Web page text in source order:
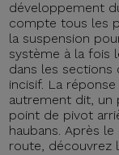
développement
compte tous les
la suspension
système à la fois
dans les sections
incisif. La
autrement dit, un
point de pivot
haubans. Après
route, découvrez